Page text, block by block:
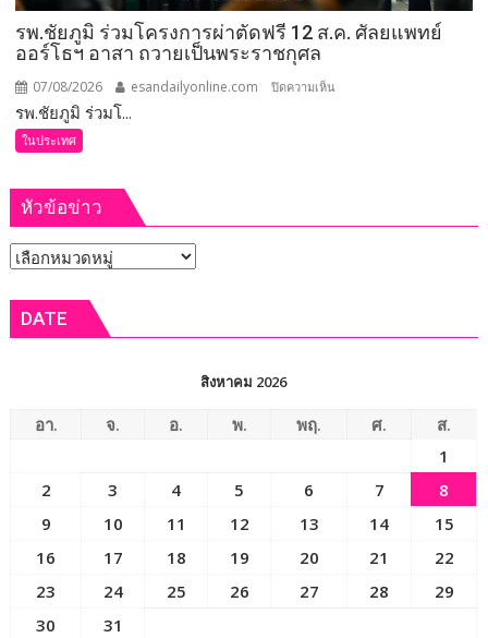
สั่ง
การ
งาน
รพ.ชัยภูมิ ร่วมโครงการผ่าตัดฟรี 12 ส.ค. ศัลยแพทย์
ออร์โธฯ อาสา ถวายเป็นพระราชกุศล
07/08/2026 esandailyonline.com ปิดความเห็น
12
กุศล
รพ.ชัยภูมิ ร่วมโ...
ในประเทศ
หัวข้อข่าว
หัวข้อ
DATE
สิงหาคม 2026
อา. จ. อ. พ. พฤ. ศ.
ส.
1
2
3 4 5 6 7
8
9
10 11 12 13 14
15
16
17 18 19 20 21
22
23
24 25 26 27 28
29
30
31